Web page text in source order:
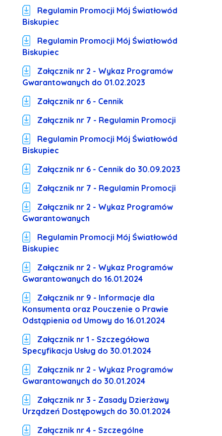
Regulamin Promocji Mój Światłowód
Biskupiec
Regulamin Promocji Mój Światłowód
Biskupiec
Załącznik nr 2 - Wykaz Programów
Gwarantowanych do 01.02.2023
Załącznik nr 6 - Cennik
Załącznik nr 7 - Regulamin Promocji
Regulamin Promocji Mój Światłowód
Biskupiec
Załącznik nr 6 - Cennik do 30.09.2023
Załącznik nr 7 - Regulamin Promocji
Załącznik nr 2 - Wykaz Programów
Gwarantowanych
Regulamin Promocji Mój Światłowód
Biskupiec
Załącznik nr 2 - Wykaz Programów
Gwarantowanych do 16.01.2024
Załącznik nr 9 - Informacje dla
Konsumenta oraz Pouczenie o Prawie
Odstąpienia od Umowy do 16.01.2024
Załącznik nr 1 - Szczegółowa
Specyfikacja Usług do 30.01.2024
Załącznik nr 2 - Wykaz Programów
Gwarantowanych do 30.01.2024
Załącznik nr 3 - Zasady Dzierżawy
Urządzeń Dostępowych do 30.01.2024
Załącznik nr 4 - Szczególne